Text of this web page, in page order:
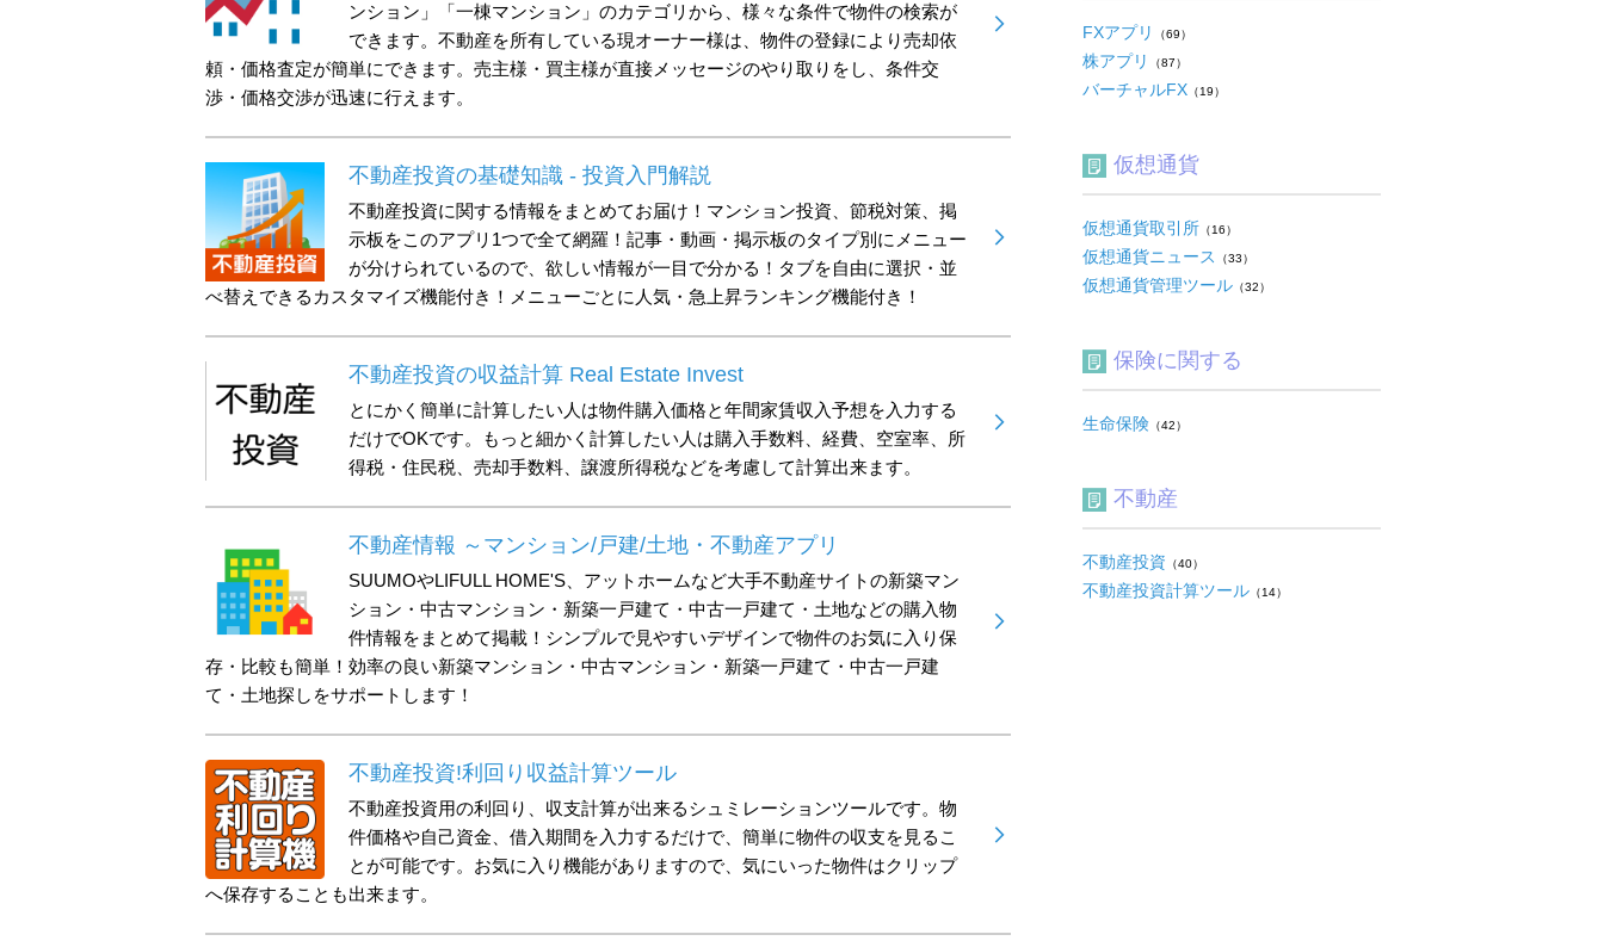
ンション」「一棟マンション」のカテゴリから、様々な条件で物件の検索が
できます。不動産を所有している現オーナー様は、物件の登録により売却依
頼・価格査定が簡単にできます。売主様・買主様が直接メッセージのやり取りをし、条件交
渉・価格交渉が迅速に行えます。
不動産投資の基礎知識 - 投資入門解説
不動産投資に関する情報をまとめてお届け！マンション投資、節税対策、掲
示板をこのアプリ1つで全て網羅！記事・動画・掲示板のタイプ別にメニュー
が分けられているので、欲しい情報が一目で分かる！タブを自由に選択・並
べ替えできるカスタマイズ機能付き！メニューごとに人気・急上昇ランキング機能付き！
不動産投資の収益計算 Real Estate Invest
とにかく簡単に計算したい人は物件購入価格と年間家賃収入予想を入力する
だけでOKです。もっと細かく計算したい人は購入手数料、経費、空室率、所
得税・住民税、売却手数料、譲渡所得税などを考慮して計算出来ます。
不動産情報 ～マンション/戸建/土地・不動産アプリ
SUUMOやLIFULL HOME'S、アットホームなど大手不動産サイトの新築マン
ション・中古マンション・新築一戸建て・中古一戸建て・土地などの購入物
件情報をまとめて掲載！シンプルで見やすいデザインで物件のお気に入り保
存・比較も簡単！効率の良い新築マンション・中古マンション・新築一戸建て・中古一戸建
て・土地探しをサポートします！
不動産投資!利回り収益計算ツール
不動産投資用の利回り、収支計算が出来るシュミレーションツールです。物
件価格や自己資金、借入期間を入力するだけで、簡単に物件の収支を見るこ
とが可能です。お気に入り機能がありますので、気にいった物件はクリップ
へ保存することも出来ます。
FXアプリ （69）
株アプリ （87）
バーチャルFX （19）
仮想通貨
仮想通貨取引所 （16）
仮想通貨ニュース （33）
仮想通貨管理ツール （32）
保険に関する
生命保険 （42）
不動産
不動産投資 （40）
不動産投資計算ツール （14）